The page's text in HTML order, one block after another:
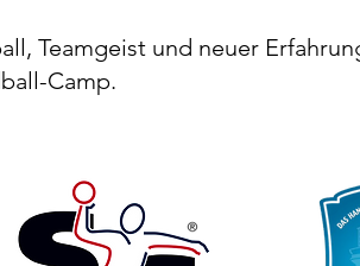
Teamgeist und neuer
Camp.